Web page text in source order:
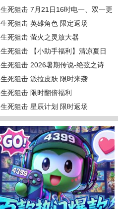
玩家
狙击
生死狙击 7月21日16时电一、双一更
新维护公告！
生死狙击 英雄角色 限定返场
生死狙击 萤火之灵放大器
生死狙击 【小助手福利】清凉夏日
送传说武器盲盒！
生死狙击 2026暑期传说-绝弦之诗
生死狙击 派拉皮肤 限时来袭
生死狙击 限时翻倍福利
生死狙击 星辰计划 限时返场